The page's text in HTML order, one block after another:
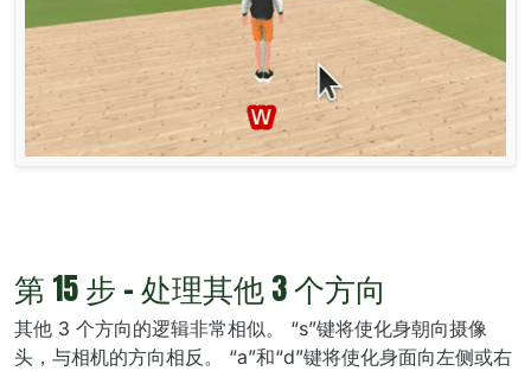
第 15 步 - 处理其他 3 个方向
其他 3 个方向的逻辑非常相似。 “s”键将使化身朝向摄像
头，与相机的方向相反。 “a”和“d”键将使化身面向左侧或右